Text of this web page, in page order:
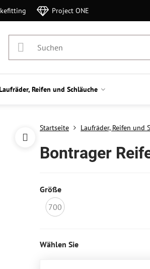
Project ONE
Reifen und Schläuche
Startseite Laufräder, Reifen und
Bontrager
Größe
700
Lager
Wählen Sie